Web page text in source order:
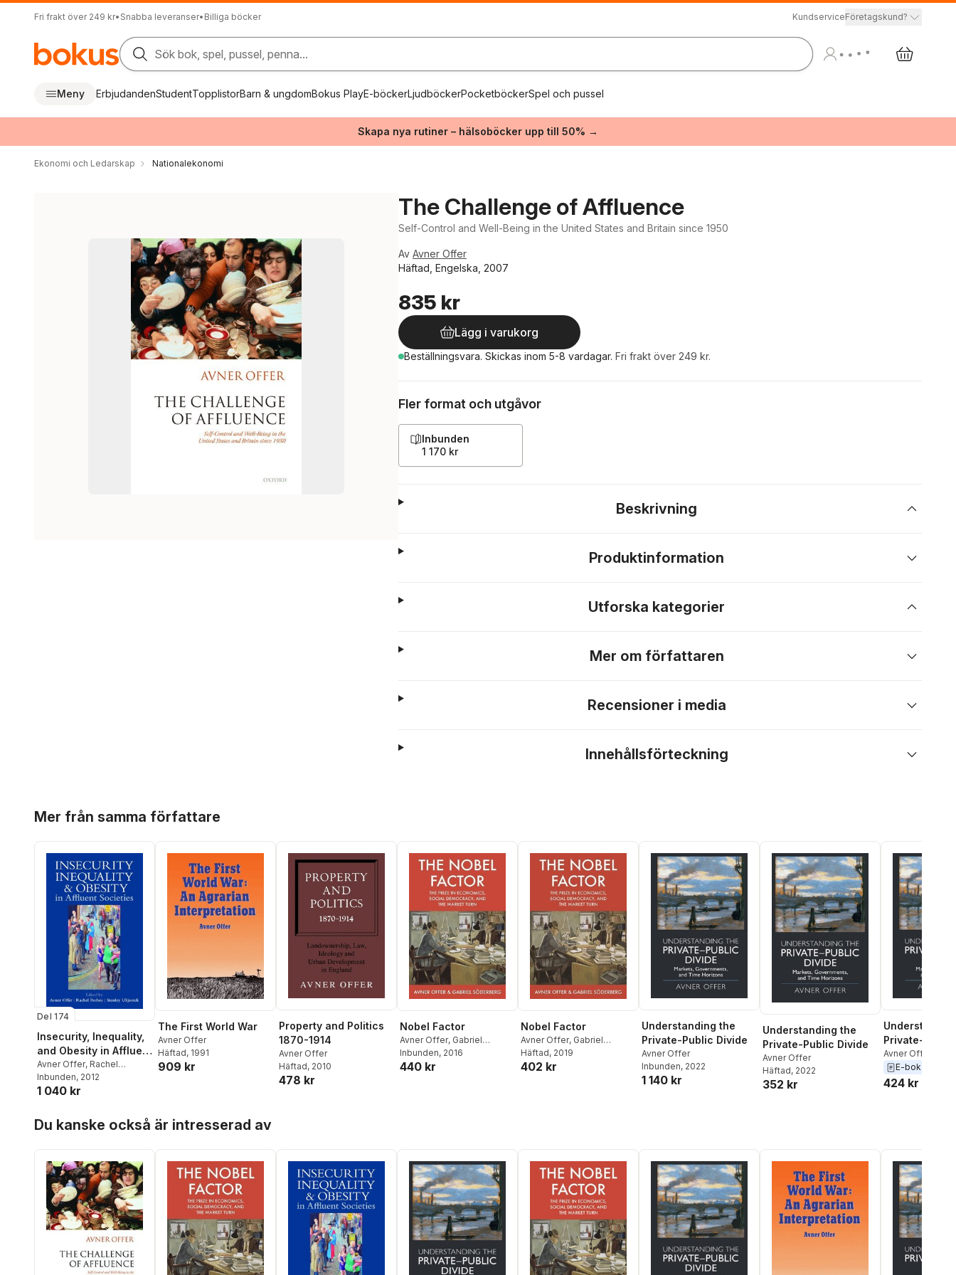
Fri frakt över 249 kr• Snabba leveranser• Billiga böcker KundserviceFöretagskund?
Sök bok, spel, pussel, penna...
Meny ErbjudandenStudentTopplistorBarn & ungdomBokus PlayE-böckerLjudböckerPocketböckerSpel och pussel
Skapa nya rutiner – hälsoböcker upp till 50% →
Ekonomi och Ledarskap Nationalekonomi
The Challenge of Affluence
Self-Control and Well-Being in the United States and Britain since 1950
Av Avner Offer
Häftad, Engelska, 2007
835 kr
Lägg i varukorg
Beställningsvara. Skickas inom 5-8 vardagar. Fri frakt över 249 kr.
Fler format och utgåvor
Inbunden
1 170 kr
Beskrivning
Produktinformation
Utforska kategorier
Mer om författaren
Recensioner i media
Innehållsförteckning
Mer från samma författare
Del 174
Insecurity, Inequality,
and Obesity in Affluent
Societies
Avner Offer, Rachel
Pechey,Stanley Ulijaszek
Inbunden, 2012
1 040 kr
The First World War
Avner Offer
Häftad, 1991
909 kr
Property and Politics
1870-1914
Avner Offer
Häftad, 2010
478 kr
Nobel Factor
Avner Offer, Gabriel
Söderberg
Inbunden, 2016
440 kr
Nobel Factor
Avner Offer, Gabriel
Söderberg
Häftad, 2019
402 kr
Understanding the
Private-Public Divide
Avner Offer
Inbunden, 2022
1 140 kr
Understanding the
Private-Public Divide
Avner Offer
Häftad, 2022
352 kr
Private-
Avner Offer
E-bok
424 kr
Du kanske också är intresserad av